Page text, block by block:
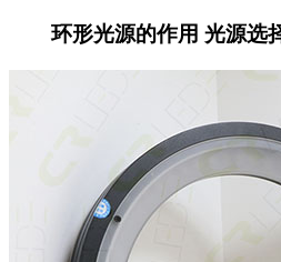
环形光源的作用 光源选